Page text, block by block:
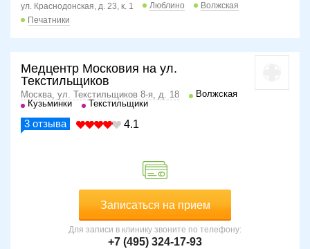
ул. Краснодонская, д. 23, к. 1 Люблино
Волжская
Печатники
Медцентр Московия на ул.
Текстильщиков
Москва, ул. Текстильщиков 8-я, д. 18
Волжская
Кузьминки
Текстильщики
3 отзыва 4.1
Записаться на прием
Для записи в клинику звоните по телефону:
+7 (495) 324-17-93